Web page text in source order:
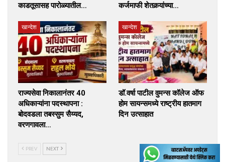
काडतूसासह पारोळ्यातील…
कर्जमाफी शेतकर्‍यांच्या…
खान्देश
राज्यसेवा निकालानंतर 40
अधिकाऱ्यांना पदस्थापना :
बोदवडला तबस्सुम सैय्यद,
वरणगावला…
खान्देश
डॉ.वर्षा पाटील वुमन्स कॉलेज ऑफ
होम सायन्समध्ये राष्ट्रीय हातमाग
दिन उत्साहात
PREV NEXT